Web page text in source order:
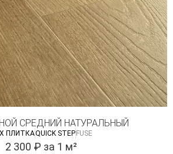
СРЕДНИЙ НАТУРАЛЬНЫЙ
ПЛИТКАQUICK STEP FUSE
2 300 ₽ за 1 м²